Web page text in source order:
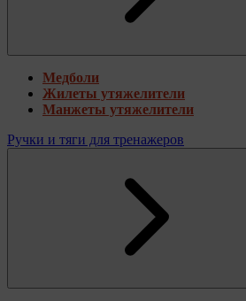
Медболи
Жилеты утяжелители
Манжеты утяжелители
Ручки и тяги для тренажеров